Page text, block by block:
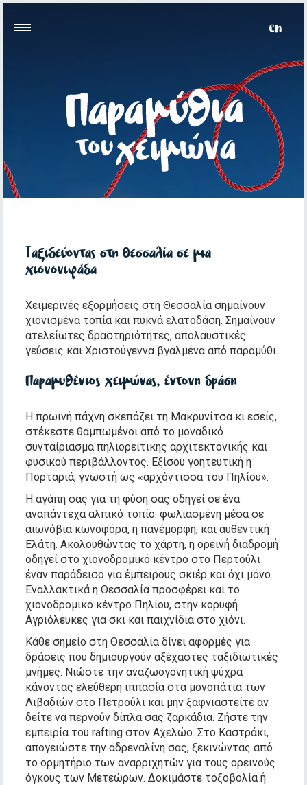
Ταξιδεύοντας στη Θεσσαλία σε μια
χιονονιφάδα
Χειμερινές εξορμήσεις στη Θεσσαλία σημαίνουν
χιονισμένα τοπία και πυκνά ελατοδάση. Σημαίνουν
ατελείωτες δραστηριότητες, απολαυστικές
γεύσεις και Χριστούγεννα βγαλμένα από παραμύθι.
Παραμυθένιος χειμώνας, έντονη δράση
Η πρωινή πάχνη σκεπάζει τη Μακρυνίτσα κι εσείς,
στέκεστε θαμπωμένοι από το μοναδικό
συνταίριασμα πηλιορείτικης αρχιτεκτονικής και
φυσικού περιβάλλοντος. Εξίσου γοητευτική η
Πορταριά, γνωστή ως «αρχόντισσα του Πηλίου».
Η αγάπη σας για τη φύση σας οδηγεί σε ένα
αναπάντεχα αλπικό τοπίο: φωλιασμένη μέσα σε
αιωνόβια κωνοφόρα, η πανέμορφη, και αυθεντική
Ελάτη. Ακολουθώντας το χάρτη, η ορεινή διαδρομή
οδηγεί στο χιονοδρομικό κέντρο στο Περτούλι
έναν παράδεισο για έμπειρους σκιέρ και όχι μόνο.
Εναλλακτικά η Θεσσαλία προσφέρει και το
χιονοδρομικό κέντρο Πηλίου, στην κορυφή
Αγριόλευκες για σκι και παιχνίδια στο χιόνι.
Κάθε σημείο στη Θεσσαλία δίνει αφορμές για
δράσεις που δημιουργούν αξέχαστες ταξιδιωτικές
μνήμες. Νιώστε την αναζωογονητική ψύχρα
κάνοντας ελεύθερη ιππασία στα μονοπάτια των
Λιβαδιών στο Πετρούλι και μην ξαφνιαστείτε αν
δείτε να περνούν δίπλα σας ζαρκάδια. Ζήστε την
εμπειρία του rafting στον Αχελώο. Στο Καστράκι,
απογειώστε την αδρεναλίνη σας, ξεκινώντας από
το ορμητήριο των αναρριχητών για τους ορεινούς
όγκους των Μετεώρων. Δοκιμάστε τοξοβολία ή